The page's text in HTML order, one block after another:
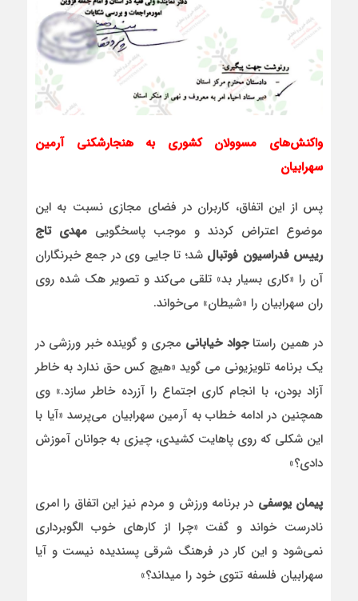
واکنش‌های مسوولان کشوری به هنجارشکنی آرمین
سهرابیان
پس از این اتفاق، کاربران در فضای مجازی نسبت به این
موضوع اعتراض کردند و موجب پاسخگویی مهدی تاج
رییس فدراسیون فوتبال شد؛ تا جایی وی در جمع خبرنگاران
آن را «کاری بسیار بد» تلقی می‌کند و تصویر هک شده روی
ران سهرابیان را «شیطان» می‌خواند.
در همین راستاجواد خیابانی مجری و گوینده خبر ورزشی در
یک برنامه تلویزیونی می گوید «هیچ کس حق ندارد به خاطر
آزاد بودن، با انجام کاری اجتماع را آزرده خاطر سازد.» وی
همچنین در ادامه خطاب به آرمین سهرابیان می‌پرسد «آیا با
این شکلی که روی پاهایت کشیدی، چیزی به جوانان آموزش
دادی؟»
پیمان یوسفی در برنامه ورزش و مردم نیز این اتفاق را امری
نادرست خواند و گفت «چرا از کارهای خوب الگوبرداری
نمی‌شود و این کار در فرهنگ شرقی پسندیده نیست و آیا
سهرابیان فلسفه تتوی خود را میداند؟»